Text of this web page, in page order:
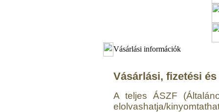
Vásárlási információk
Vásárlási, fizetési
A teljes ÁSZF
elolvashatja/